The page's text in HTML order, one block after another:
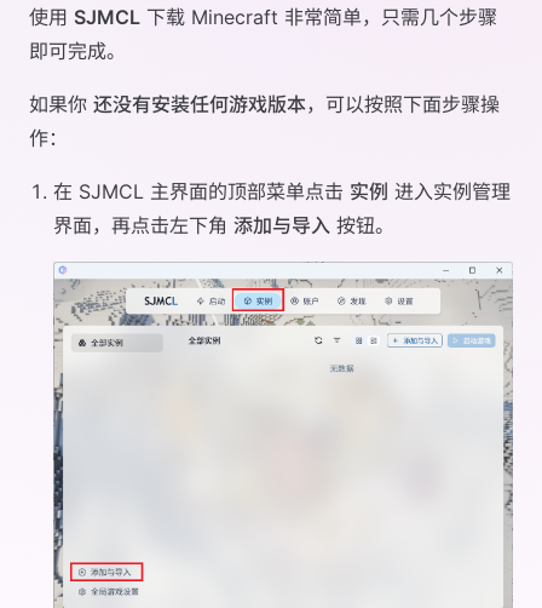
使用 SJMCL 下载 Minecraft 非常简单，只需几个步骤
即可完成。
如果你 还没有安装任何游戏版本，可以按照下面步骤操
作：
在 SJMCL 主界面的顶部菜单点击 实例 进入实例管理
界面，再点击左下角 添加与导入 按钮。